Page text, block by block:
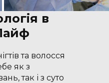
в
та волосся
як з
так і з суто